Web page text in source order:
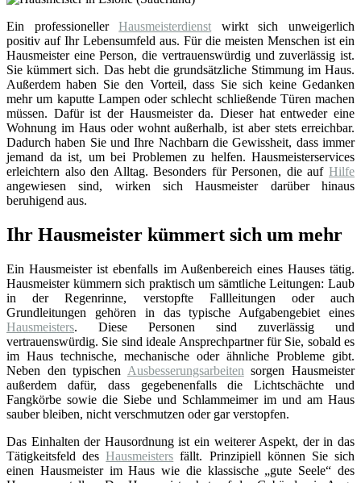
Ein professionellerHausmeisterdienst wirkt sich unweigerlich
positiv auf Ihr Lebensumfeld aus. Für die meisten Menschen ist ein
Hausmeister eine Person, die vertrauenswürdig und zuverlässig ist.
Sie kümmert sich. Das hebt die grundsätzliche Stimmung im Haus.
Außerdem haben Sie den Vorteil, dass Sie sich keine Gedanken
mehr um kaputte Lampen oder schlecht schließende Türen machen
müssen. Dafür ist der Hausmeister da. Dieser hat entweder eine
Wohnung im Haus oder wohnt außerhalb, ist aber stets erreichbar.
Dadurch haben Sie und Ihre Nachbarn die Gewissheit, dass immer
jemand da ist, um bei Problemen zu helfen. Hausmeisterservices
erleichtern also den Alltag. Besonders für Personen, die auf Hilfe
angewiesen sind, wirken sich Hausmeister darüber hinaus
beruhigend aus.
Ihr Hausmeister kümmert sich um mehr
Ein Hausmeister ist ebenfalls im Außenbereich eines Hauses tätig.
Hausmeister kümmern sich praktisch um sämtliche Leitungen: Laub
in der Regenrinne, verstopfte Fallleitungen oder auch
Grundleitungen gehören in das typische Aufgabengebiet eines
Hausmeisters. Diese Personen sind zuverlässig und
vertrauenswürdig. Sie sind ideale Ansprechpartner für Sie, sobald es
im Haus technische, mechanische oder ähnliche Probleme gibt.
Neben den typischen Ausbesserungsarbeiten sorgen Hausmeister
außerdem dafür, dass gegebenenfalls die Lichtschächte und
Fangkörbe sowie die Siebe und Schlammeimer im und am Haus
sauber bleiben, nicht verschmutzen oder gar verstopfen.
Das Einhalten der Hausordnung ist ein weiterer Aspekt, der in das
Tätigkeitsfeld desHausmeisters fällt. Prinzipiell können Sie sich
einen Hausmeister im Haus wie die klassische „gute Seele“ des